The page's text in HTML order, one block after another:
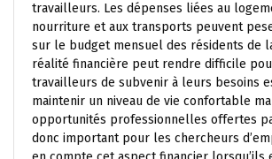
travailleurs. Les dépenses liées au
nourriture et aux transports peuvent
sur le budget mensuel des résidents de
réalité financière peut rendre difficile
travailleurs de subvenir à leurs besoins
maintenir un niveau de vie confortable
opportunités professionnelles offertes
donc important pour les chercheurs